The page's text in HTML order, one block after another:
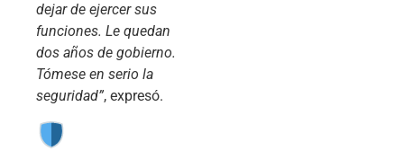
dejar de ejercer sus
funciones. Le quedan
dos años de gobierno.
Tómese en serio la
seguridad”, expresó.